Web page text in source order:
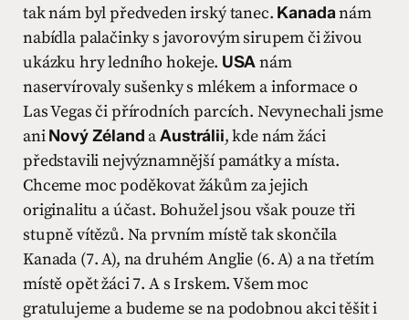
tak nám byl předveden irský tanec. Kanadanám
nabídla palačinky s javorovým sirupem či živou
ukázku hry ledního hokeje. USAnám
naservírovaly sušenky s mlékem a informace o
Las Vegas či přírodních parcích. Nevynechali jsme
aniNový Zéland aAustrálii, kde nám žáci
představili nejvýznamnější památky a místa.
Chceme moc poděkovat žákům za jejich
originalitu a účast. Bohužel jsou však pouze tři
stupně vítězů. Na prvním místě tak skončila
Kanada (7. A), na druhém Anglie (6. A) a na třetím
místě opět žáci 7. A s Irskem. Všem moc
gratulujeme a budeme se na podobnou akci těšit i